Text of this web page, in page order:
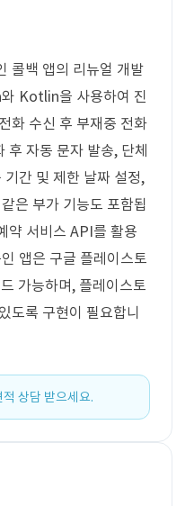
콜백 앱의 리뉴얼 개발
Kotlin을 사용하여 진
화 수신 후 부재중 전화
후 자동 문자 발송, 단체
간 및 제한 날짜 설정,
은 부가 기능도 포함됩
약 서비스 API를 활용
앱은 구글 플레이스토
가능하며, 플레이스토
도록 구현이 필요합니
상담 받으세요.